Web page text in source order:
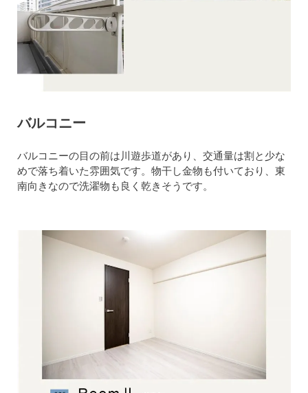
バルコニー
バルコニーの目の前は川遊歩道があり、交通量は割と少な
めで落ち着いた雰囲気です。物干し金物も付いており、東
南向きなので洗濯物も良く乾きそうです。